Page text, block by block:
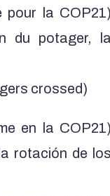
pour la COP21)
du potager, la
crossed)
en la COP21)
rotación de los